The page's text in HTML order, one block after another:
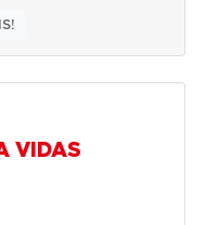
VIDAS